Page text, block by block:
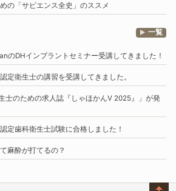
の 「サピエンス全史」 のススメ
一覧
のDHインプラントセミナー受講してきました！
定衛生士の講習を受講してきました。
士のための求人誌『しゃほかんV 2025』」 が発
定歯科衛生士試験に合格しました！
麻酔が打てるの？